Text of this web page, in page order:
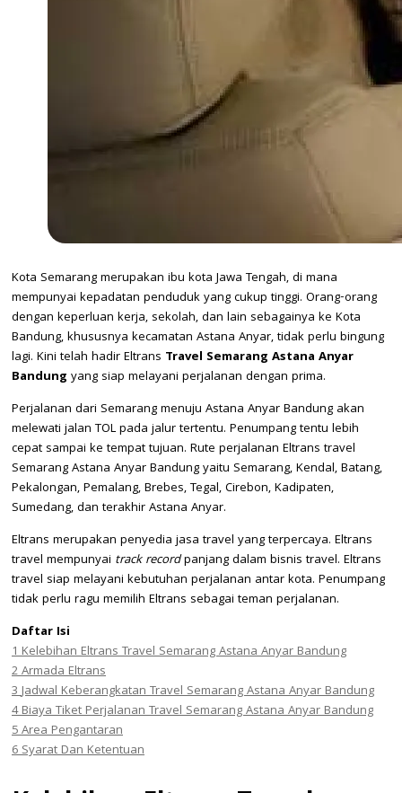
Kota Semarang merupakan ibu kota Jawa Tengah, di mana
mempunyai kepadatan penduduk yang cukup tinggi. Orang-orang
dengan keperluan kerja, sekolah, dan lain sebagainya ke Kota
Bandung, khususnya kecamatan Astana Anyar, tidak perlu bingung
lagi. Kini telah hadir Eltrans Travel Semarang Astana Anyar
Bandung yang siap melayani perjalanan dengan prima.
Perjalanan dari Semarang menuju Astana Anyar Bandung akan
melewati jalan TOL pada jalur tertentu. Penumpang tentu lebih
cepat sampai ke tempat tujuan. Rute perjalanan Eltrans travel
Semarang Astana Anyar Bandung yaitu Semarang, Kendal, Batang,
Pekalongan, Pemalang, Brebes, Tegal, Cirebon, Kadipaten,
Sumedang, dan terakhir Astana Anyar.
Eltrans merupakan penyedia jasa travel yang terpercaya. Eltrans
travel mempunyai track recordpanjang dalam bisnis travel. Eltrans
travel siap melayani kebutuhan perjalanan antar kota. Penumpang
tidak perlu ragu memilih Eltrans sebagai teman perjalanan.
Daftar Isi
1Kelebihan Eltrans Travel Semarang Astana Anyar Bandung
2Armada Eltrans
3Jadwal Keberangkatan Travel Semarang Astana Anyar Bandung
4Biaya Tiket Perjalanan Travel Semarang Astana Anyar Bandung
5Area Pengantaran
6Syarat Dan Ketentuan